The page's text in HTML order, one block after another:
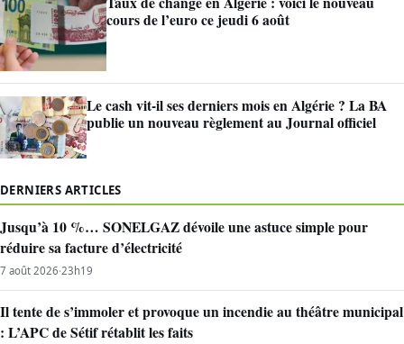
cours de l’euro ce jeudi 6 août
Le cash vit-il ses derniers mois en Algérie ? La BA
publie un nouveau règlement au Journal officiel
DERNIERS ARTICLES
Jusqu’à 10 %… SONELGAZ dévoile une astuce simple pour
réduire sa facture d’électricité
7 août 2026·23h19
Il tente de s’immoler et provoque un incendie au théâtre municipal
: L’APC de Sétif rétablit les faits